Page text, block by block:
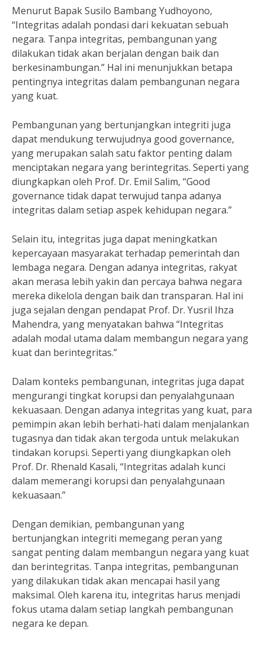
Menurut Bapak Susilo Bambang Yudhoyono,
“Integritas adalah pondasi dari kekuatan sebuah
negara. Tanpa integritas, pembangunan yang
dilakukan tidak akan berjalan dengan baik dan
berkesinambungan.” Hal ini menunjukkan betapa
pentingnya integritas dalam pembangunan negara
yang kuat.
Pembangunan yang bertunjangkan integriti juga
dapat mendukung terwujudnya good governance,
yang merupakan salah satu faktor penting dalam
menciptakan negara yang berintegritas. Seperti yang
diungkapkan oleh Prof. Dr. Emil Salim, “Good
governance tidak dapat terwujud tanpa adanya
integritas dalam setiap aspek kehidupan negara.”
Selain itu, integritas juga dapat meningkatkan
kepercayaan masyarakat terhadap pemerintah dan
lembaga negara. Dengan adanya integritas, rakyat
akan merasa lebih yakin dan percaya bahwa negara
mereka dikelola dengan baik dan transparan. Hal ini
juga sejalan dengan pendapat Prof. Dr. Yusril Ihza
Mahendra, yang menyatakan bahwa “Integritas
adalah modal utama dalam membangun negara yang
kuat dan berintegritas.”
Dalam konteks pembangunan, integritas juga dapat
mengurangi tingkat korupsi dan penyalahgunaan
kekuasaan. Dengan adanya integritas yang kuat, para
pemimpin akan lebih berhati-hati dalam menjalankan
tugasnya dan tidak akan tergoda untuk melakukan
tindakan korupsi. Seperti yang diungkapkan oleh
Prof. Dr. Rhenald Kasali, “Integritas adalah kunci
dalam memerangi korupsi dan penyalahgunaan
kekuasaan.”
Dengan demikian, pembangunan yang
bertunjangkan integriti memegang peran yang
sangat penting dalam membangun negara yang kuat
dan berintegritas. Tanpa integritas, pembangunan
yang dilakukan tidak akan mencapai hasil yang
maksimal. Oleh karena itu, integritas harus menjadi
fokus utama dalam setiap langkah pembangunan
negara ke depan.